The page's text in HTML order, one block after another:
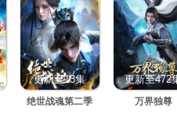
更新至13集
绝世战魂第二季
更新至472
万界独尊